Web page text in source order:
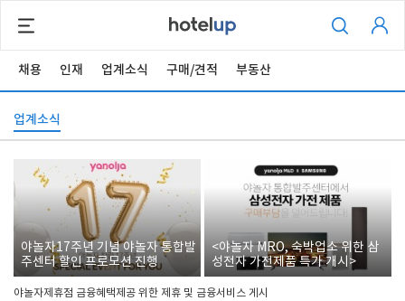
채용 인재 업계소식 구매/견적 부동산
업계소식
야놀자17주년 기념 야놀자 통합발
주센터 할인 프로모션 진행
<야놀자 MRO, 숙박업소 위한 삼
성전자 가전제품 특가 개시>
야놀자제휴점 금융혜택제공 위한 제휴 및 금융서비스 게시